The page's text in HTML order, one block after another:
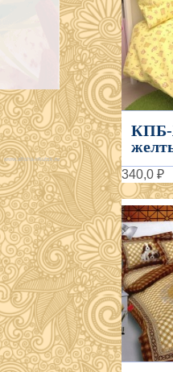
www.afisha-irkutsk.ru
340,0 ₽